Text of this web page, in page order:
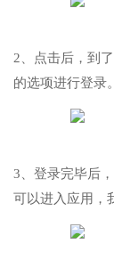
2、点击后，到
的选项进行登录。
3、登录完毕后
可以进入应用，